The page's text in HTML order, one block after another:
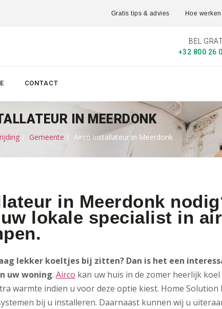
Gratis tips & advies Hoe
BEL
+32 800 26
CONTACT
IN MEERDONK
Gemeente Airco installateur in Meerdonk
in Meerdonk
lokale specialist in
lekker koeltjes bij zitten? Dan is het een
uw woning. Airco kan uw huis in de zomer heerlijk
warmte indien u voor deze optie kiest. Home Solution
bij u installeren. Daarnaast kunnen wij u